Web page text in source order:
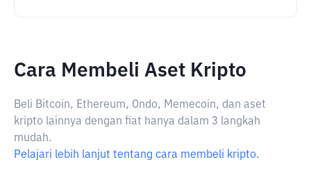
Cara Membeli Aset Kripto
Beli Bitcoin, Ethereum, Ondo, Memecoin, dan aset
kripto lainnya dengan fiat hanya dalam 3 langkah
mudah.
Pelajari lebih lanjut tentang cara membeli kripto.